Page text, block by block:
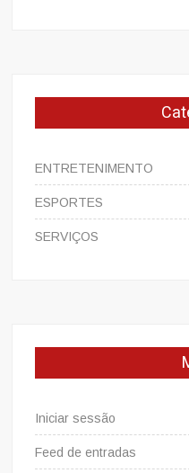
ENTRETENIMENTO
ESPORTES
SERVIÇOS
Iniciar sessão
Feed de entradas